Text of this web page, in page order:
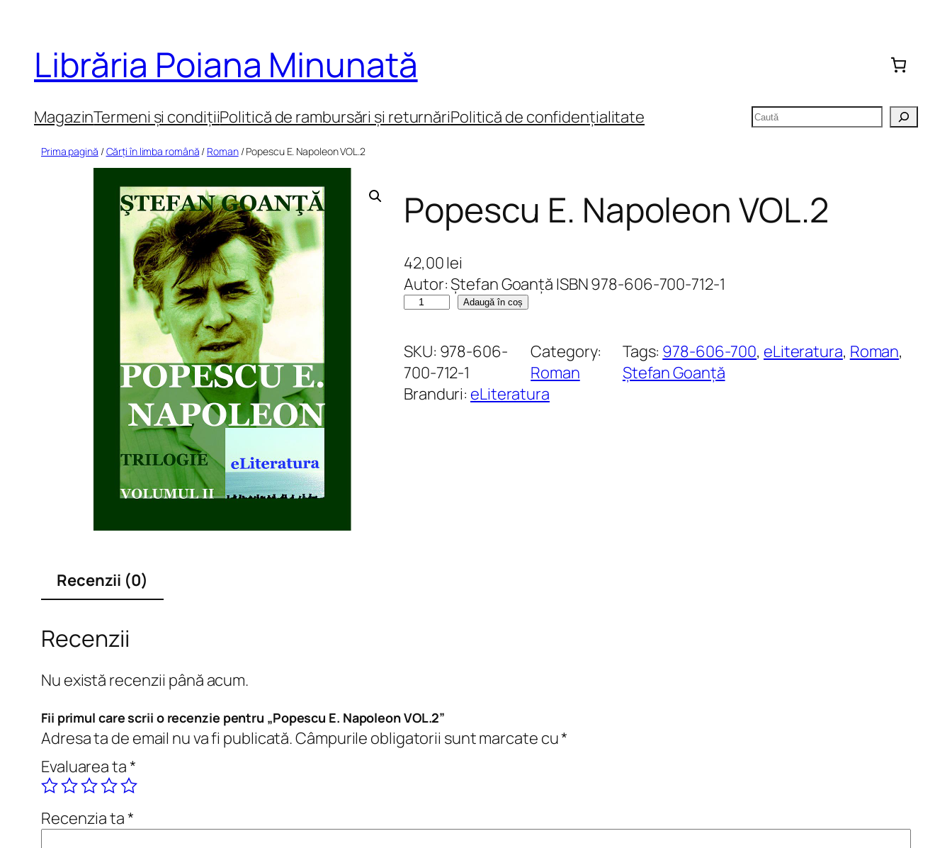
conținut
Librăria Poiana Minunată
MagazinTermeni și condițiiPolitică de rambursări și returnăriPolitică de confidențialitate Caută
Prima pagină /Cărți în limba română / Roman/ Popescu E. Napoleon VOL.2
Popescu E. Napoleon VOL.2
42,00lei
Autor: Ștefan Goanță ISBN 978-606-700-712-1
C
n
t
i
a
p
o
n
Adaugă în coș
SKU: 978-606-
700-712-1
Category:
Roman
Tags: 978-606-700, eLiteratura, Roman
Ștefan Goanță
Branduri: eLiteratura
Recenzii (0)
Recenzii
Nu există recenzii până acum.
Fii primul care scrii o recenzie pentru „Popescu E. Napoleon VOL.2”
Adresa ta de email nu va fi publicată.Câmpurile obligatorii sunt marcate cu*
Evaluarea ta*
Recenzia ta*